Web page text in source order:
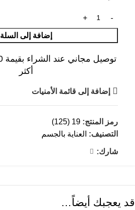
إضافة إلى السلة
أكثر
إضافة إلى قائمة الأمنيات
رمز المنتج: 19 (125)
التصنيف: العناية بالجسم
شارك:
قد يعجبك أيضاً…